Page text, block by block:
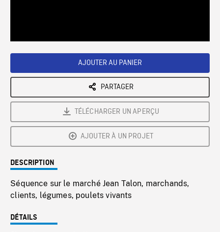
AJOUTER AU PANIER
PARTAGER
TÉLÉCHARGER UN APERÇU
AJOUTER À UN PROJET
DESCRIPTION
Séquence sur le marché Jean Talon, marchands,
clients, légumes, poulets vivants
DÉTAILS